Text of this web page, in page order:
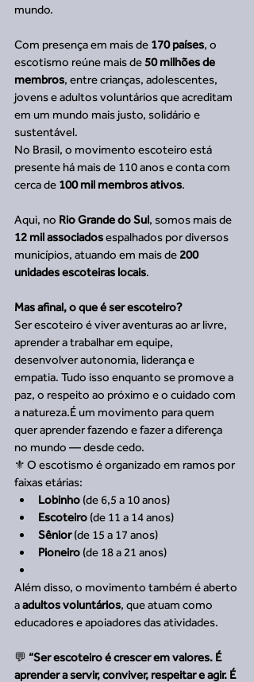
mundo.
Com presença em mais de 170 países, o
escotismo reúne mais de 50 milhões de
membros, entre crianças, adolescentes,
jovens e adultos voluntários que acreditam
em um mundo mais justo, solidário e
sustentável.
No Brasil, o movimento escoteiro está
presente há mais de 110 anos e conta com
cerca de 100 mil membros ativos.
Aqui, no Rio Grande do Sul, somos mais de
12 mil associados espalhados por diversos
municípios, atuando em mais de 200
unidades escoteiras locais.
Mas afinal, o que é ser escoteiro?
Ser escoteiro é viver aventuras ao ar livre,
aprender a trabalhar em equipe,
desenvolver autonomia, liderança e
empatia. Tudo isso enquanto se promove a
paz, o respeito ao próximo e o cuidado com
a natureza.É um movimento para quem
quer aprender fazendo e fazer a diferença
no mundo — desde cedo.
⚜️ O escotismo é organizado em ramos por
faixas etárias:
Lobinho (de 6,5 a 10 anos)
Escoteiro (de 11 a 14 anos)
Sênior (de 15 a 17 anos)
Pioneiro (de 18 a 21 anos)
Além disso, o movimento também é aberto
a adultos voluntários, que atuam como
educadores e apoiadores das atividades.
💬 “Ser escoteiro é crescer em valores. É
aprender a servir, conviver, respeitar e agir. É